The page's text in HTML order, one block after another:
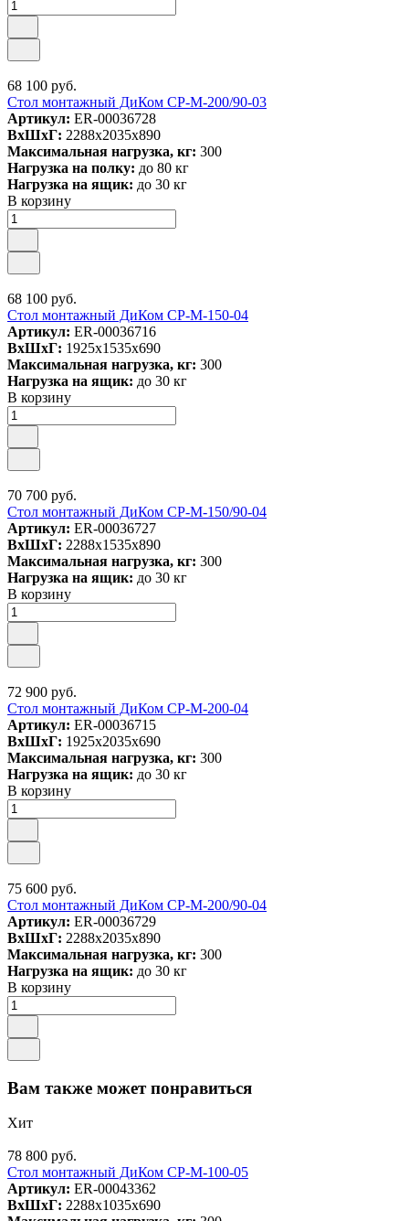
68 100 руб.
Стол монтажный ДиКом СР-М-200/90-03
Артикул: ER-00036728
ВxШxГ: 2288x2035x890
Максимальная нагрузка, кг: 300
Нагрузка на полку: до 80 кг
Нагрузка на ящик: до 30 кг
В корзину
68 100 руб.
Стол монтажный ДиКом СР-М-150-04
Артикул: ER-00036716
ВxШxГ: 1925x1535x690
Максимальная нагрузка, кг: 300
Нагрузка на ящик: до 30 кг
В корзину
70 700 руб.
Стол монтажный ДиКом СР-М-150/90-04
Артикул: ER-00036727
ВxШxГ: 2288x1535x890
Максимальная нагрузка, кг: 300
Нагрузка на ящик: до 30 кг
В корзину
72 900 руб.
Стол монтажный ДиКом СР-М-200-04
Артикул: ER-00036715
ВxШxГ: 1925x2035x690
Максимальная нагрузка, кг: 300
Нагрузка на ящик: до 30 кг
В корзину
75 600 руб.
Стол монтажный ДиКом СР-М-200/90-04
Артикул: ER-00036729
ВxШxГ: 2288x2035x890
Максимальная нагрузка, кг: 300
Нагрузка на ящик: до 30 кг
В корзину
Вам также может понравиться
Хит
78 800 руб.
Стол монтажный ДиКом СР-М-100-05
Артикул: ER-00043362
ВxШxГ: 2288x1035x690